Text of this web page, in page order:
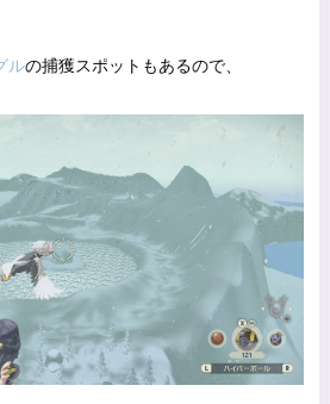
ルの捕獲スポットもあるので、